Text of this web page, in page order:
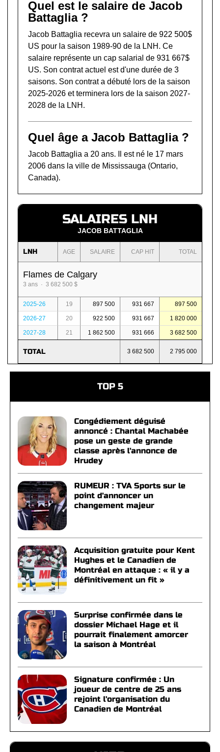
Quel est le salaire de Jacob
Battaglia ?
Jacob Battaglia recevra un salaire de 922 500$
US pour la saison 1989-90 de la LNH. Ce
salaire représente un cap salarial de 931 667$
US. Son contrat actuel est d'une durée de 3
saisons. Son contrat a débuté lors de la saison
2025-2026 et terminera lors de la saison 2027-
2028 de la LNH.
Quel âge a Jacob Battaglia ?
Jacob Battaglia a 20 ans. Il est né le 17 mars
2006 dans la ville de Mississauga (Ontario,
Canada).
SALAIRES LNH
JACOB BATTAGLIA
LNH AGE SALAIRE CAP HIT TOTAL
Flames de Calgary
3 ans · 3 682 500 $
2025-26 19 897 500 931 667 897 500
2026-27 20 922 500 931 667 1 820 000
2027-28 21 1 862 500 931 666 3 682 500
TOTAL 3 682 500 2 795 000
TOP 5
Congédiement déguisé
annoncé : Chantal Machabée
pose un geste de grande
classe après l'annonce de
Hrudey
RUMEUR : TVA Sports sur le
point d'annoncer un
changement majeur
Acquisition gratuite pour Kent
Hughes et le Canadien de
Montréal en attaque : « il y a
définitivement un fit »
Surprise confirmée dans le
dossier Michael Hage et il
pourrait finalement amorcer
la saison à Montréal
Signature confirmée : Un
joueur de centre de 25 ans
rejoint l'organisation du
Canadien de Montréal